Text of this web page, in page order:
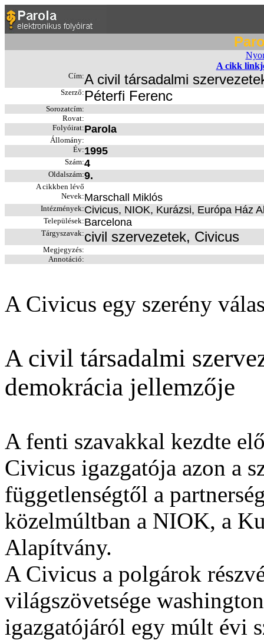
A cikk
Cím:A civil társadalmi
Szerző: Péterfi Ferenc
Sorozatcím:
Rovat:
Folyóirat:Parola
Állomány:
Év:1995
Szám:4
Oldalszám:9.
A cikkben lévő
Nevek:Marschall Miklós
Intézmények:Civicus, NIOK, Kurázsi, Európa Ház
Települések:Barcelona
Tárgyszavak:civil szervezetek, Civicus
Megjegyzés:
Annotáció:
A Civicus egy szerény
A civil társadalmi
demokrácia jellemzője
A fenti szavakkal kezdte
Civicus igazgatója azon a
függetlenségtől a
közelmúltban a NIOK, a
Alapítvány.
A Civicus a polgárok
világszövetsége
igazgatójáról egy múlt évi